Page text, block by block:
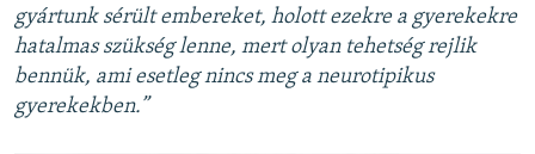
gyártunk sérült embereket, holott ezekre a gyerekekre
hatalmas szükség lenne, mert olyan tehetség rejlik
bennük, ami esetleg nincs meg a neurotipikus
gyerekekben.”